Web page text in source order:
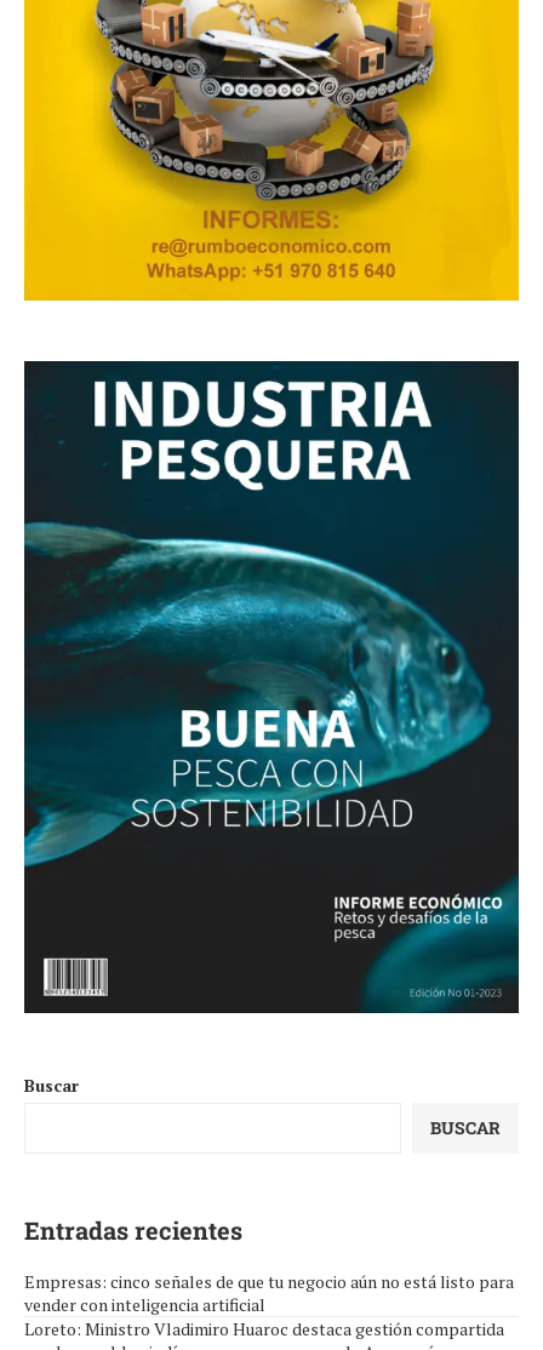
Buscar
BUSCAR
Entradas recientes
Empresas: cinco señales de que tu negocio aún no está listo para
vender con inteligencia artificial
Loreto: Ministro Vladimiro Huaroc destaca gestión compartida